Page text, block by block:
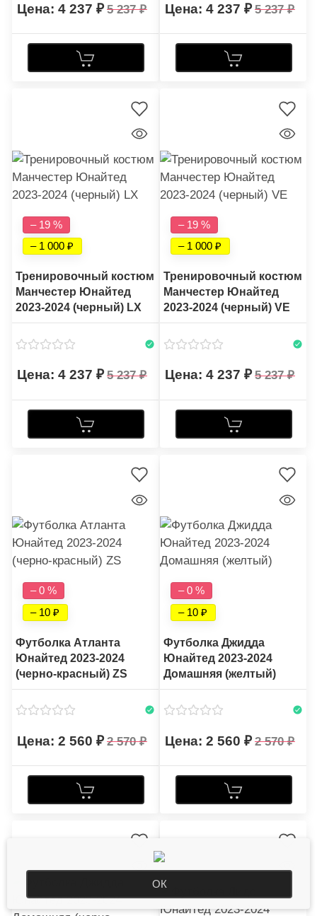
4 237 5 237 4 237 5 237
– 19 %
– 1 000
Тренировочный костюм
Манчестер Юнайтед
2023-2024 (черный) LX
4 237 5 237
– 19 %
– 1 000
Тренировочный костюм
Манчестер Юнайтед
2023-2024 (черный) VE
4 237 5 237
– 0 %
– 10
Футболка Атланта
Юнайтед 2023-2024
(черно-красный) ZS
2 560 2 570
– 0 %
– 10
Футболка Джидда
Юнайтед 2023-2024
Домашняя (желтый)
2 560 2 570
ОК